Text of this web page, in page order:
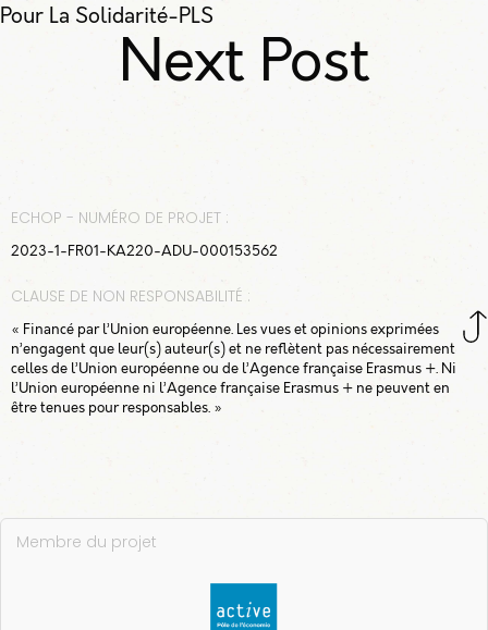
Pour La Solidarité-PLS
Next Post
ECHOP - NUMÉRO DE PROJET :
2023-1-FR01-KA220-ADU-000153562
CLAUSE DE NON RESPONSABILITÉ :
« Financé par l’Union européenne. Les vues et opinions exprimées
n’engagent que leur(s) auteur(s) et ne reflètent pas nécessairement
celles de l’Union européenne ou de l’Agence française Erasmus +. Ni
l’Union européenne ni l’Agence française Erasmus + ne peuvent en
être tenues pour responsables. »
Membre du projet